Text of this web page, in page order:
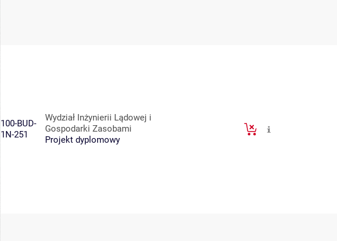
100-BUD-
1N-251
Wydział Inżynierii Lądowej i
Gospodarki Zasobami
Projekt dyplomowy